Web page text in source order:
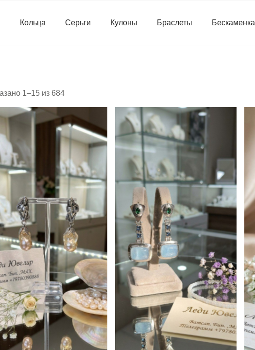
Кольца Серьги Кулоны Браслеты Бескаменка
1–15 из 684